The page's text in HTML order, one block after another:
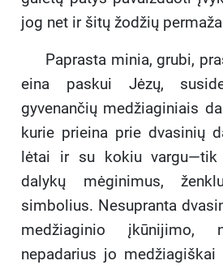
jog net ir šitų žodžių
Paprasta minia, grubi,
eina paskui Jėzų,
gyvenančių medžiaginiais
kurie prieina prie dvasinių
lėtai ir su kokiu vargu—tik
dalykų mėginimus,
simbolius. Nesupranta
medžiaginio įkūnijimo,
nepadarius jo